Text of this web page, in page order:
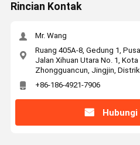
Rincian Kontak
Mr. Wang
Ruang 405A-8, Gedung 1,
Jalan Xihuan Utara No. 1,
Zhongguancun, Jingjin,
+86-186-4921-7906